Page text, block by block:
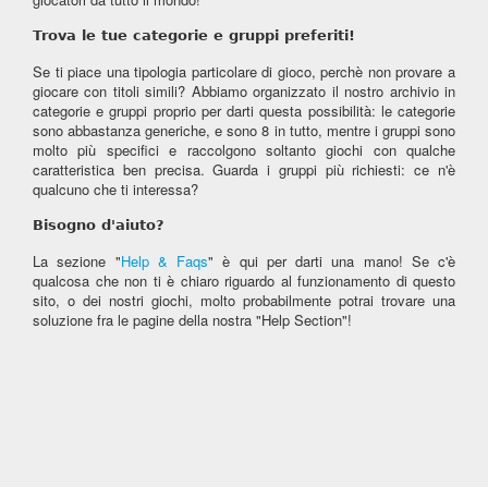
Trova le tue categorie e gruppi preferiti!
Se ti piace una tipologia particolare di gioco, perchè non provare a
giocare con titoli simili? Abbiamo organizzato il nostro archivio in
categorie e gruppi proprio per darti questa possibilità: le categorie
sono abbastanza generiche, e sono 8 in tutto, mentre i gruppi sono
molto più specifici e raccolgono soltanto giochi con qualche
caratteristica ben precisa. Guarda i gruppi più richiesti: ce n'è
qualcuno che ti interessa?
Bisogno d'aiuto?
La sezione "Help & Faqs" è qui per darti una mano! Se c'è
qualcosa che non ti è chiaro riguardo al funzionamento di questo
sito, o dei nostri giochi, molto probabilmente potrai trovare una
soluzione fra le pagine della nostra "Help Section"!